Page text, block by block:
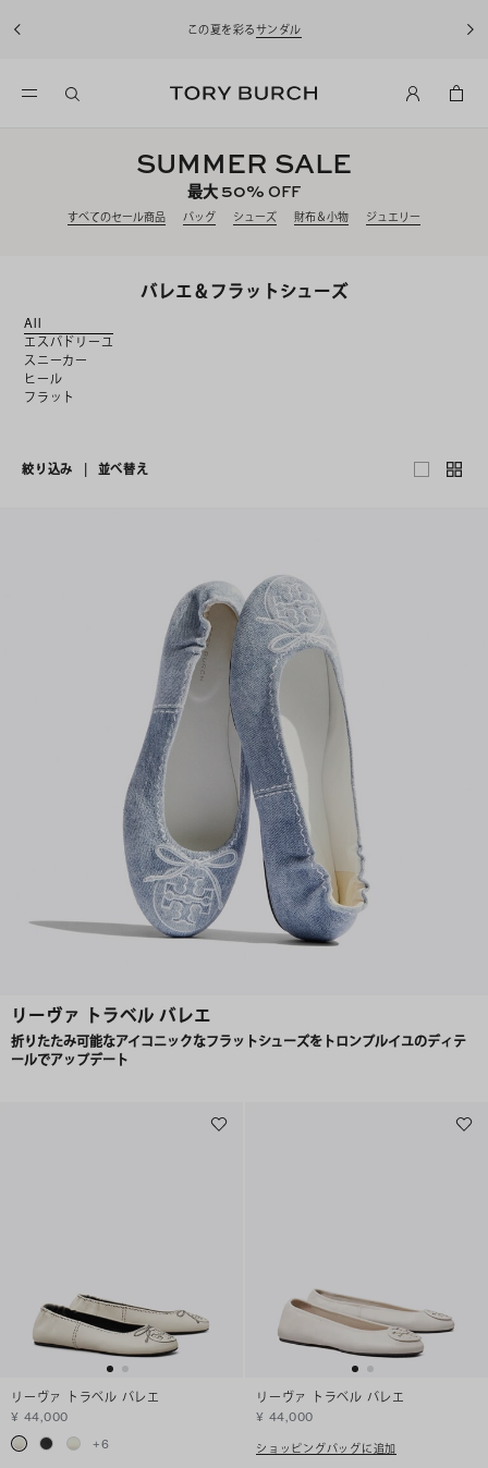
この夏を彩るサンダル
SUMMER SALE
最大50% OFF
すべてのセール商品 バッグ シューズ 財布＆小物 ジュエリー
バレエ＆フラットシューズ
All
エスパドリーユ
スニーカー
ヒール
フラット
絞り込み 並べ替え
リーヴァ トラベル バレエ
折りたたみ可能なアイコニックなフラットシューズをトロンプルイユのディテ
ールでアップデート
リーヴァ トラベル バレエ
¥ 44,000
+6
リーヴァ トラベル バレエ
¥ 44,000
ショッピングバッグに追加